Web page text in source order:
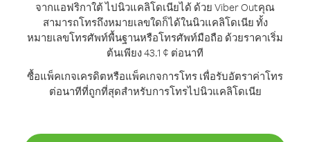
จากแอฟริกาใต้ ไปนิวแคลิโดเนียได้ ด้วย Viber Outคุณ
สามารถโทรถึงหมายเลขใดก็ได้ในนิวแคลิโดเนีย ทั้ง
หมายเลขโทรศัพท์พื้นฐานหรือโทรศัพท์มือถือ ด้วยราคาเริ่ม
ต้นเพียง 43.1 ¢ ต่อนาที
ซื้อแพ็คเกจเครดิตหรือแพ็คเกจการโทร เพื่อรับอัตราค่าโทร
ต่อนาทีที่ถูกที่สุดสำหรับการโทรไปนิวแคลิโดเนีย